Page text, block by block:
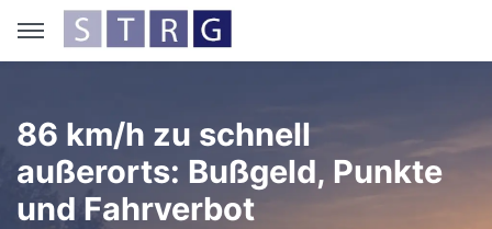
86 km/h zu schnell
außerorts: Bußgeld, Punkte
und Fahrverbot